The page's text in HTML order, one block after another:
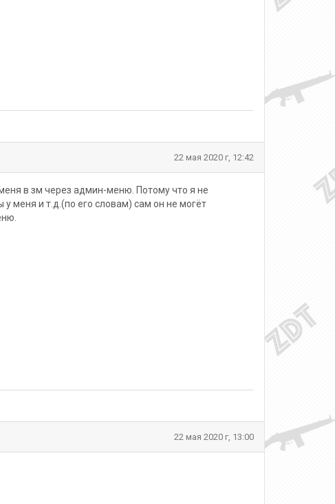
22 мая 2020 г, 12:42
в зм через админ-меню. Потому что я не
меня и т.д.(по его словам) сам он не могёт
22 мая 2020 г, 13:00